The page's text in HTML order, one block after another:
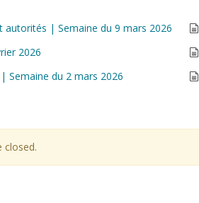
autorités | Semaine du 9 mars 2026
2026
Semaine du 2 mars 2026
closed.